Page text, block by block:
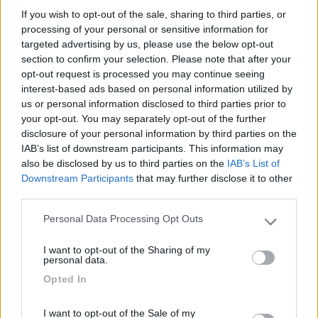
If you wish to opt-out of the sale, sharing to third parties, or
processing of your personal or sensitive information for
targeted advertising by us, please use the below opt-out
section to confirm your selection. Please note that after your
opt-out request is processed you may continue seeing
interest-based ads based on personal information utilized by
us or personal information disclosed to third parties prior to
your opt-out. You may separately opt-out of the further
disclosure of your personal information by third parties on the
IAB’s list of downstream participants. This information may
also be disclosed by us to third parties on the IAB’s List of
Downstream Participants that may further disclose it to other
Please note that this website/app uses one or more Google
not limited to your visit or usage behaviour. You may click to
grant or deny consent to Google and its third-party tags to
use your data for below specified purposes in below Google
Personal Data Processing Opt Outs
I want to opt-out of the Sharing of my
personal data.
Opted In
I want to opt-out of the Sale of my
PROMOfino al 02/11/26
Family Wellness Resort Vidor
Pozza di Fassa(TN)
Happy & Active Camping - Short Stay
FrancoMaffio
Inserito il26/10/2021
Ti consiglio di uscire a Fornovo ed in 3 minuti sei nel parcheggio
3 minuti persi ad uscire e 3 minuti ad entrare, ma dormi molto